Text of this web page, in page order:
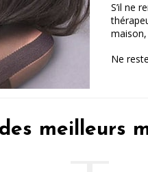
S’il ne
maison,
Ne
meilleurs